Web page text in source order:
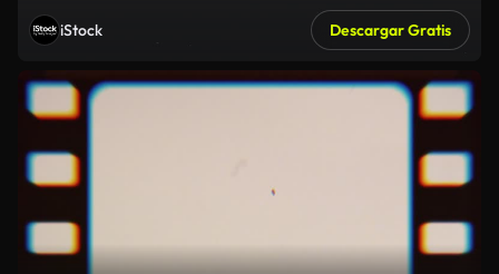
iStock Descargar Gratis